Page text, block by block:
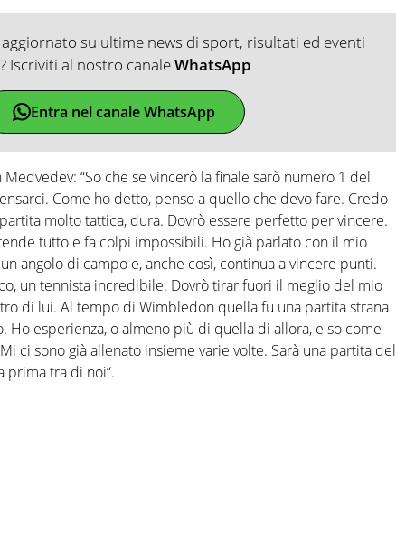
su ultime news di sport, risultati ed eventi
Iscriviti al nostro canaleWhatsApp
Entra nel canale WhatsApp
“So che se vincerò la finale sarò numero 1 del
Come ho detto, penso a quello che devo fare. Credo
molto tattica, dura. Dovrò essere perfetto per vincere.
tutto e fa colpi impossibili. Ho già parlato con il mio
angolo di campo e, anche così, continua a vincere punti.
un tennista incredibile. Dovrò tirar fuori il meglio del mio
di lui. Al tempo di Wimbledon quella fu una partita strana
Ho esperienza, o almeno più di quella di allora, e so come
ci sono già allenato insieme varie volte. Sarà una partita del
prima tra di noi“.